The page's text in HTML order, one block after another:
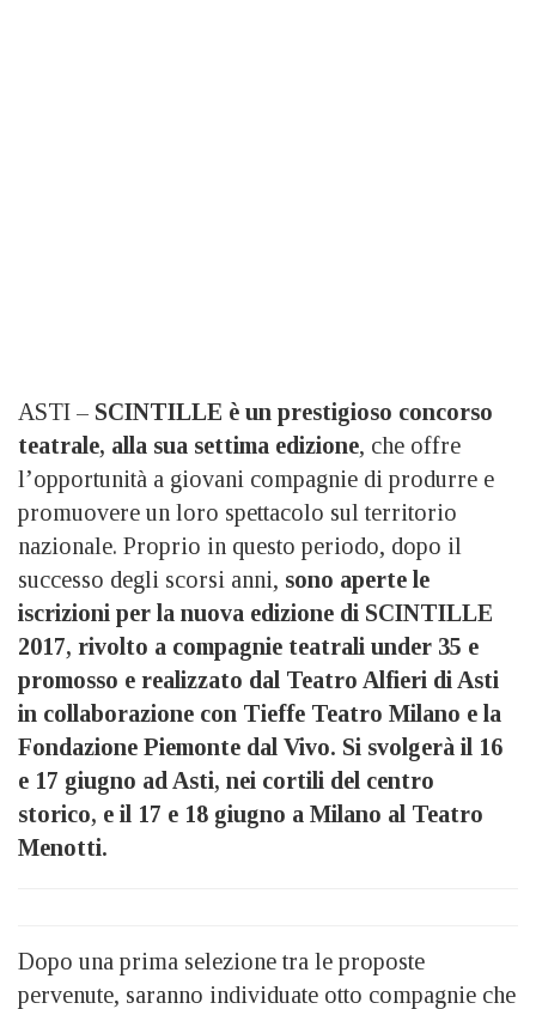
ASTI – SCINTILLE è un prestigioso concorso
teatrale, alla sua settima edizione, che offre
l’opportunità a giovani compagnie di produrre e
promuovere un loro spettacolo sul territorio
nazionale. Proprio in questo periodo, dopo il
successo degli scorsi anni, sono aperte le
iscrizioni per la nuova edizione di SCINTILLE
2017, rivolto a compagnie teatrali under 35 e
promosso e realizzato dal Teatro Alfieri di Asti
in collaborazione con Tieffe Teatro Milano e la
Fondazione Piemonte dal Vivo. Si svolgerà il 16
e 17 giugno ad Asti, nei cortili del centro
storico, e il 17 e 18 giugno a Milano al Teatro
Menotti.
Dopo una prima selezione tra le proposte
pervenute, saranno individuate otto compagnie che